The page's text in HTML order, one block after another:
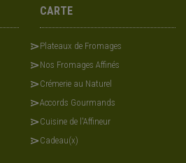
CARTE
Plateaux de Fromages
Nos Fromages Affinés
Crémerie au Naturel
Accords Gourmands
Cuisine de l'Affineur
Cadeau(x)